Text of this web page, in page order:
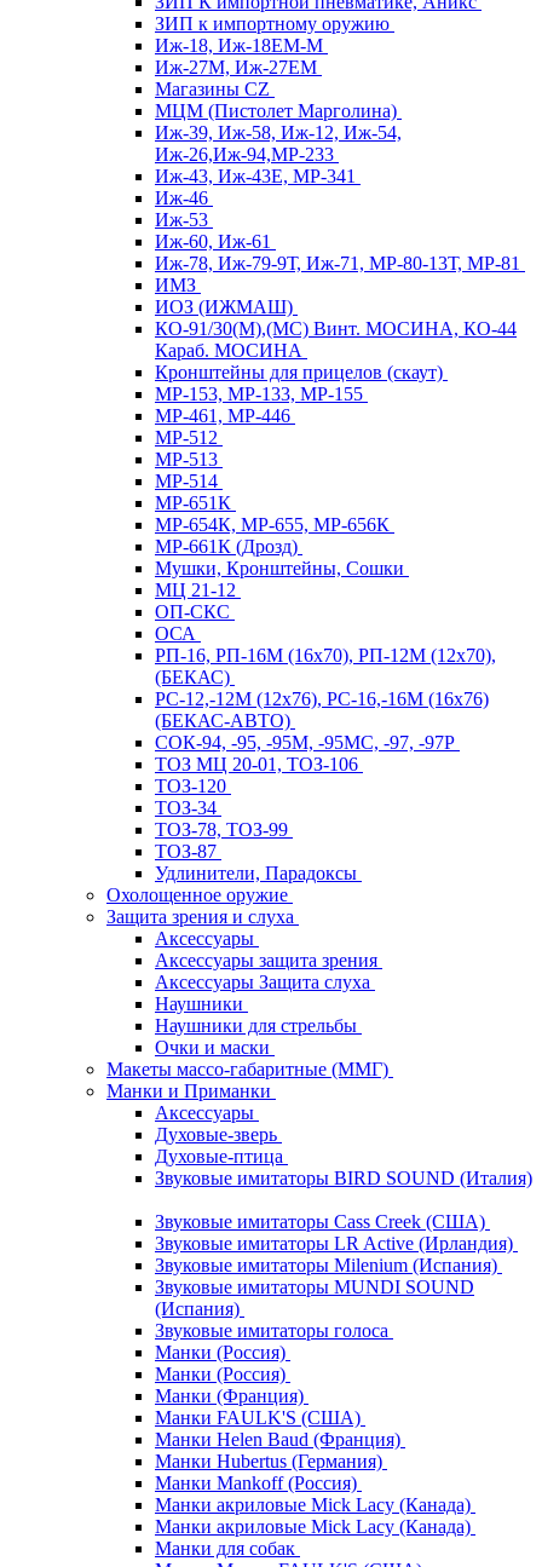
ЗИП к импортному оружию
Иж-18, Иж-18ЕМ-М
Иж-27М, Иж-27ЕМ
Магазины CZ
МЦМ (Пистолет Марголина)
Иж-39, Иж-58, Иж-12, Иж-54,
Иж-26,Иж-94,МР-233
Иж-43, Иж-43Е, МР-341
Иж-46
Иж-53
Иж-60, Иж-61
Иж-78, Иж-79-9Т, Иж-71, МР-80-13Т, МР-81
ИМЗ
ИОЗ (ИЖМАШ)
КО-91/30(М),(МС) Винт. МОСИНА, КО-44
Караб. МОСИНА
Кронштейны для прицелов (скаут)
МР-153, МР-133, МР-155
МР-461, МР-446
МР-512
МР-513
МР-514
МР-651К
МР-654К, МР-655, МР-656К
МР-661К (Дрозд)
Мушки, Кронштейны, Сошки
МЦ 21-12
ОП-СКС
ОСА
РП-16, РП-16М (16х70), РП-12М (12х70),
(БЕКАС)
РС-12,-12М (12х76), РС-16,-16М (16х76)
(БЕКАС-АВТО)
СОК-94, -95, -95М, -95МС, -97, -97Р
ТОЗ МЦ 20-01, ТОЗ-106
ТОЗ-120
ТОЗ-34
ТОЗ-78, ТОЗ-99
ТОЗ-87
Удлинители, Парадоксы
Охолощенное оружие
Защита зрения и слуха
Аксессуары
Аксессуары защита зрения
Аксессуары Защита слуха
Наушники
Наушники для стрельбы
Очки и маски
Макеты массо-габаритные (ММГ)
Манки и Приманки
Аксессуары
Духовые-зверь
Духовые-птица
Звуковые имитаторы BIRD SOUND (Италия)
Звуковые имитаторы Cass Creek (США)
Звуковые имитаторы LR Active (Ирландия)
Звуковые имитаторы Milenium (Испания)
Звуковые имитаторы MUNDI SOUND
(Испания)
Звуковые имитаторы голоса
Манки (Россия)
Манки (Россия)
Манки (Франция)
Манки FAULK'S (США)
Манки Helen Baud (Франция)
Манки Hubertus (Германия)
Манки Mankoff (Россия)
Манки акриловые Mick Lacy (Канада)
Манки акриловые Mick Lacy (Канада)
Манки для собак